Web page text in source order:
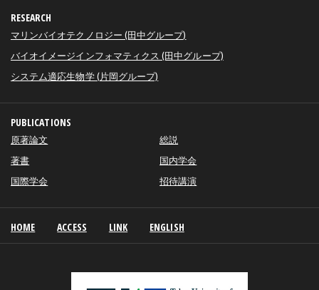
RESEARCH
マリンバイオテクノロジー (田中グループ)
バイオイメージインフォマティクス (田中グループ)
システム適応生物学 (片岡グループ)
PUBLICATIONS
原著論文
総説
著書
国内学会
国際学会
招待講演
HOME ACCESS LINK ENGLISH